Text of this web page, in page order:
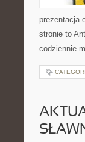
prezentacja
stronie to
codziennie